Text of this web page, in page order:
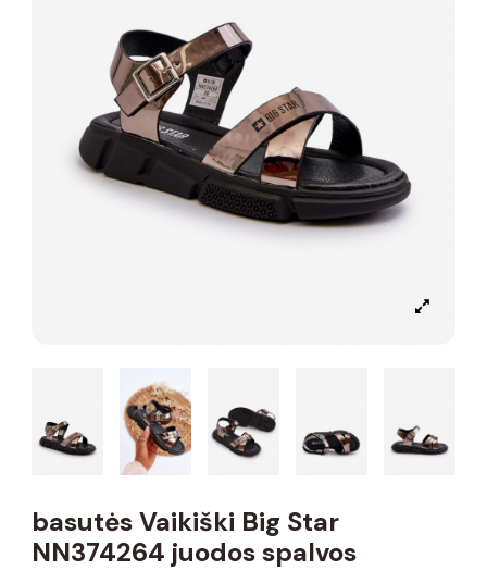
basutės Vaikiški Big Star
NN374264 juodos spalvos